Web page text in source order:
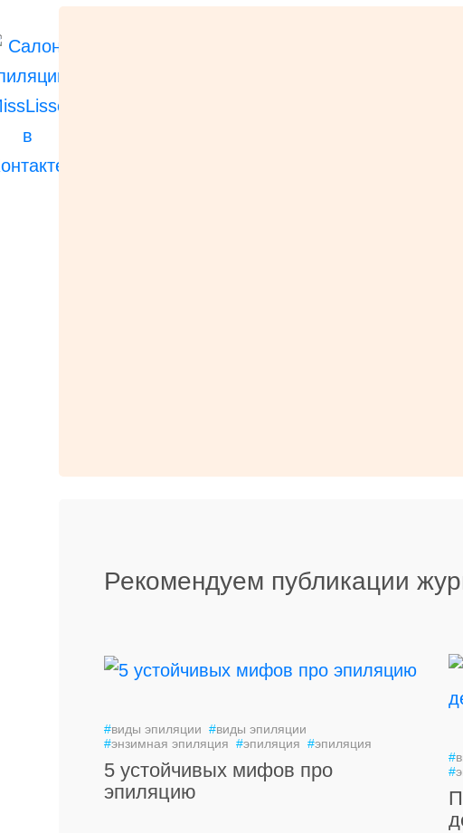
Рекомендуем публикации
#виды эпиляции #виды эпиляции
#энзимная эпиляция #эпиляция #эпиляция
5 устойчивых мифов про
эпиляцию
#
#